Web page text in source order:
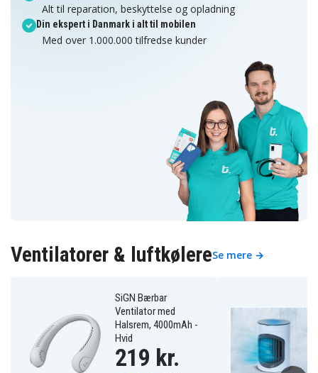
Alt til reparation, beskyttelse og opladning
Din ekspert i Danmark i alt til mobilen
Med over 1.000.000 tilfredse kunder
Ventilatorer & luftkølereSe mere →
SiGN Bærbar
Ventilator med
Halsrem, 4000mAh -
Hvid
219 kr.